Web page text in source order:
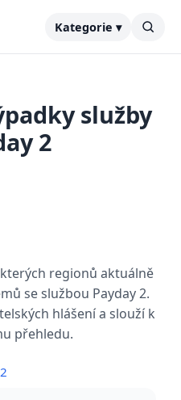
Kategorie ▾
služby
2
regionů aktuálně
se službou Payday 2.
hlášení a slouží k
přehledu.